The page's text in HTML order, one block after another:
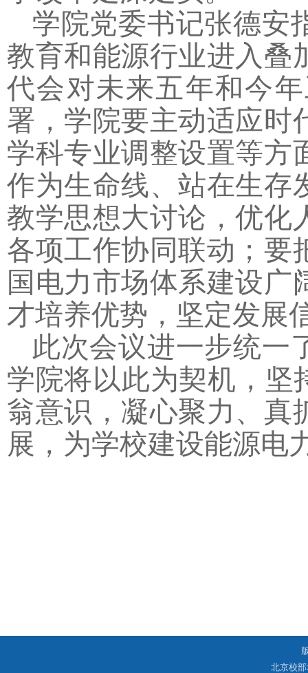
学院党委书记张德安
教育和能源行业进入叠
代会对未来五年和今
署，学院要主动适应时
学科专业调整设置等方
作为生命线、站在生存
教学思想大讨论，优化
各项工作协同联动；要
国电力市场体系建设广
才培养优势，坚定发展
此次会议进一步统一
学院将以此为契机，坚
翁意识，凝心聚力、真
展，为学校建设能源电
北京校